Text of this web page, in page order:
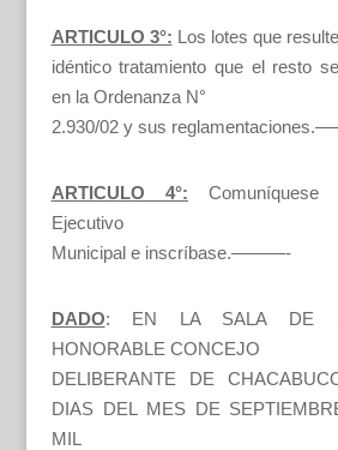
ARTICULO 3°: Los lotes que
idéntico tratamiento que el resto
en la Ordenanza N°
2.930/02 y sus
ARTICULO 4°: Comuníquese
Ejecutivo
Municipal e inscríbase.———-
DADO: EN LA SALA DE
HONORABLE CONCEJO
DELIBERANTE DE
DIAS DEL MES DE
MIL